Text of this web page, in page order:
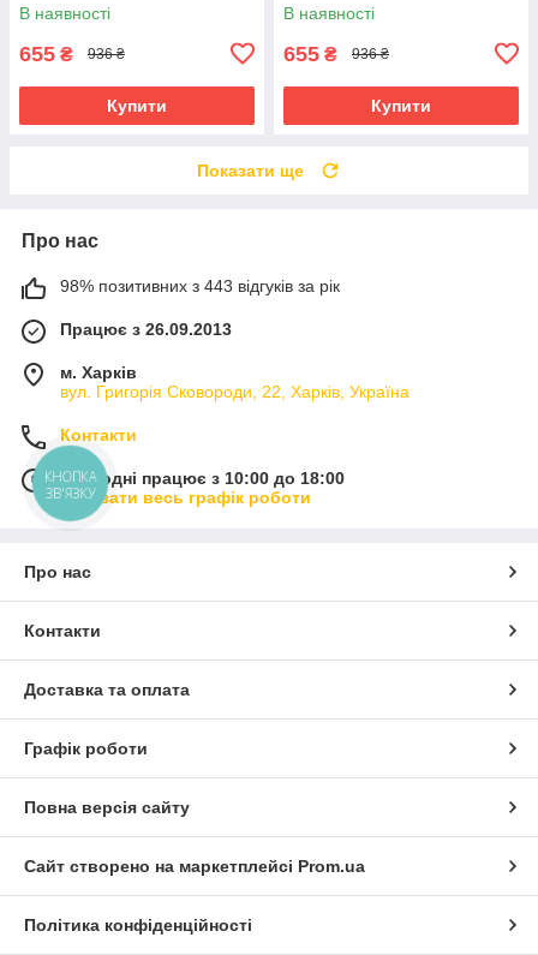
гелевими подушечками
В наявності
655 ₴ 936 ₴
Купити
В наявності
655 ₴ 936 ₴
Купити
Показати ще
Про нас
98% позитивних з 443 відгуків за рік
Працює з 26.09.2013
м. Харків
вул. Григорія Сковороди, 22, Харків, Україна
Контакти
Сьогодні працює з 10:00 до 18:00
Показати весь графік роботи
Про нас
Контакти
Доставка та оплата
Графік роботи
Повна версія сайту
Сайт створено на маркетплейсі Prom.ua
Політика конфіденційності
КНОПКА
ЗВ'ЯЗКУ